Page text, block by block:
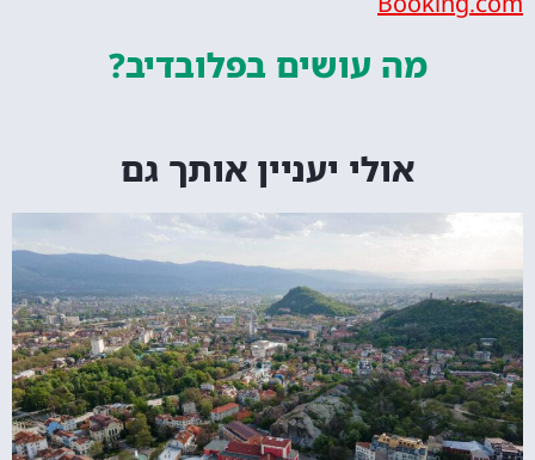
מה עושים בפלובדיב?
אולי יעניין אותך גם